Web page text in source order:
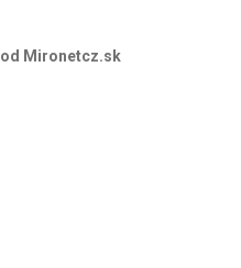
od Mironetcz.sk